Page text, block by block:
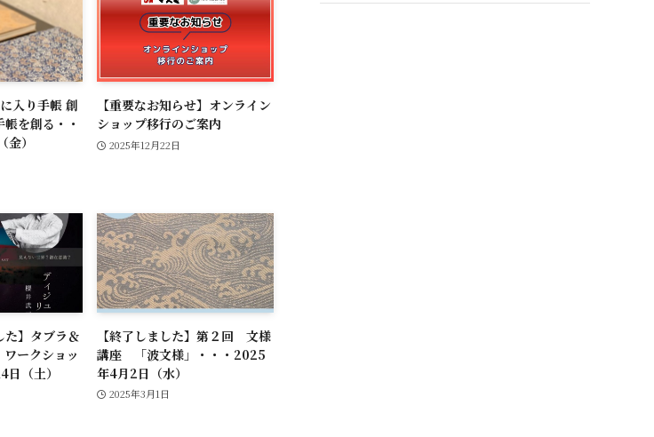
入り手帳 創
を創る・・
）
【重要なお知らせ】オンライン
ショップ移行のご案内
2025年12月22日
た】タブラ＆
ークショッ
（土）
【終了しました】第２回 文様
講座 「波文様」・・・2025
年4月2日（水）
2025年3月1日